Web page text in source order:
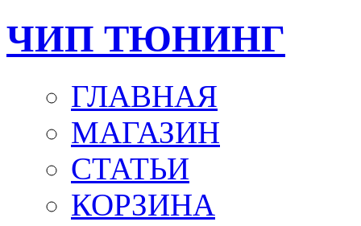
ЧИП ТЮНИНГ
ГЛАВНАЯ
МАГАЗИН
СТАТЬИ
КОРЗИНА